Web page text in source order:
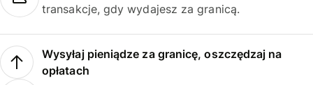
transakcje, gdy wydajesz za granicą.
Wysyłaj pieniądze za granicę, oszczędzaj na
opłatach